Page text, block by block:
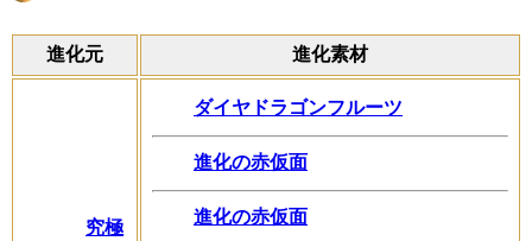
進化元 進化素材
究極
ダイヤドラゴンフルーツ
進化の赤仮面
進化の赤仮面